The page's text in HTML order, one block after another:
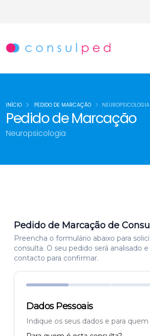
Pedido de Marcação
Neuropsicologia
INÍCIO PEDIDO DE MARCAÇÃO NEUROPSICOLOGIA